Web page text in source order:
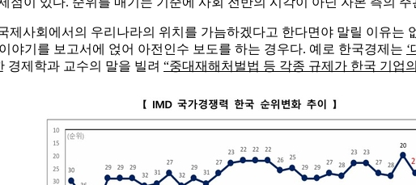
제사회에서의 우리나라의 위치를 가늠하겠다고 한다면야 말릴 이유는
야기를 보고서에 얹어 아전인수 보도를 하는 경우다. 예로 한국경제는
경제학과 교수의 말을 빌려 “중대재해처벌법 등 각종 규제가 한국 기업